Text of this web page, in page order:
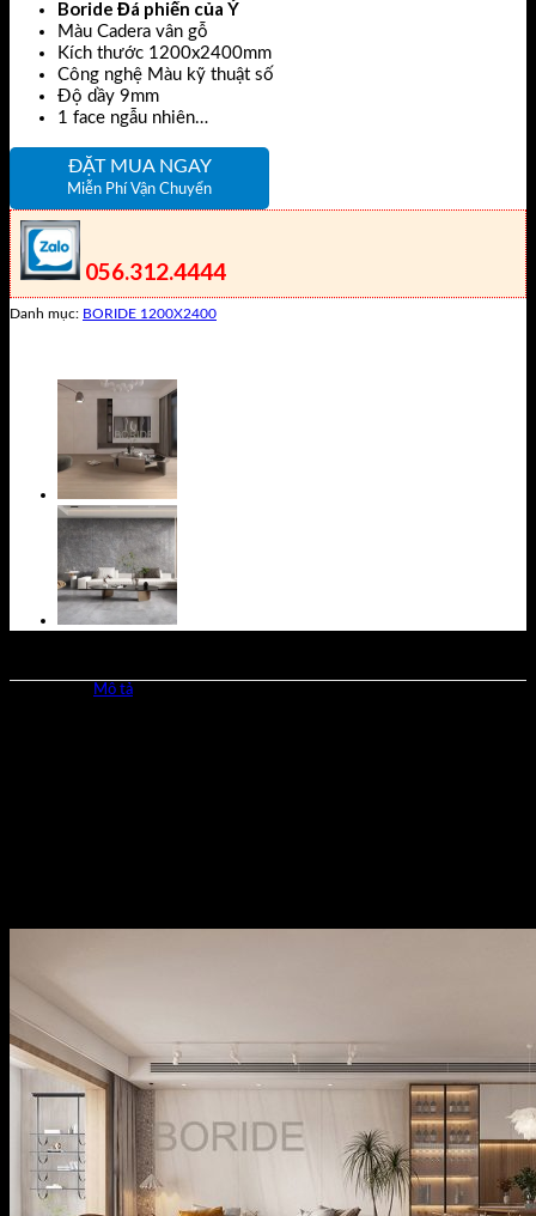
Boride Đá phiến của Ý
Màu Cadera vân gỗ
Kích thước 1200x2400mm
Công nghệ Màu kỹ thuật số
Độ dầy 9mm
1 face ngẫu nhiên…
ĐẶT MUA NGAY
Miễn Phí Vận Chuyển
056.312.4444
Danh mục: BORIDE 1200X2400
Mô tả